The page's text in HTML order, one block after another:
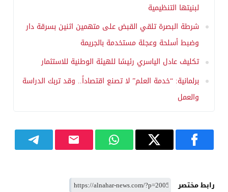
لبنيتها التنظيمية
شرطة البصرة تلقي القبض على متهمين اثنين بسرقة دار
وضبط أسلحة وعجلة مستخدمة بالجريمة
تكليف عادل الياسري رئيسًا للهيئة الوطنية للاستثمار
برلمانية: “خدمة العلم” لا تصنع اقتصاداً.. وقد تربك الدراسة
والعمل
رابط مختصر